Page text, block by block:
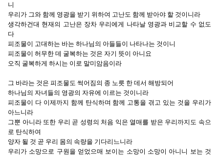
니
우리가 그와 함께 영광을 받기 위하여 고난도 함께 받아야 할 것이니라
생각하건대 현재의 고난은 장차 우리에게 나타날 영광과 비교할 수 없도
다
피조물이 고대하는 바는 하나님의 아들들이 나타나는 것이니
피조물이 허무한 데 굴복하는 것은 자기 뜻이 아니요
오직 굴복하게 하시는 이로 말미암음이라
그 바라는 것은 피조물도 썩어짐의 종 노릇 한 데서 해방되어
하나님의 자녀들의 영광의 자유에 이르는 것이니라
피조물이 다 이제까지 함께 탄식하며 함께 고통을 겪고 있는 것을 우리가
아느니라
그뿐 아니라 또한 우리 곧 성령의 처음 익은 열매를 받은 우리까지도 속으
로 탄식하여
양자 될 것 곧 우리 몸의 속량을 기다리느니라
우리가 소망으로 구원을 얻었으매 보이는 소망이 소망이 아니니 보는 것